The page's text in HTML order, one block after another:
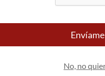
producto a
nuestro territorio
la presidenta del C.R.D.O.
No, no